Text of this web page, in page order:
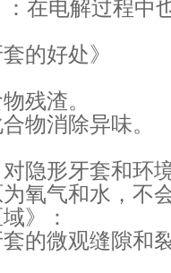
：在电解过程
的好处》
残渣。
物消除异味。
隐形牙套和环
氧气和水，不
》：
的微观缝隙和